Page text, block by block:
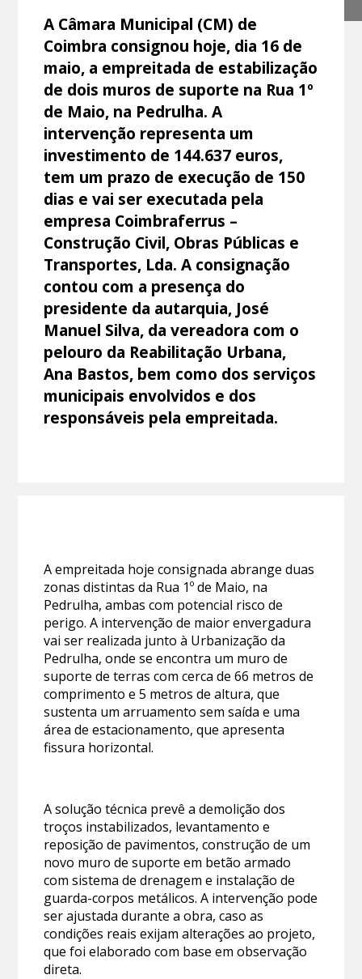
A Câmara Municipal (CM) de
Coimbra consignou hoje, dia 16 de
maio, a empreitada de estabilização
de dois muros de suporte na Rua 1º
de Maio, na Pedrulha. A
intervenção representa um
investimento de 144.637 euros,
tem um prazo de execução de 150
dias e vai ser executada pela
empresa Coimbraferrus –
Construção Civil, Obras Públicas e
Transportes, Lda. A consignação
contou com a presença do
presidente da autarquia, José
Manuel Silva, da vereadora com o
pelouro da Reabilitação Urbana,
Ana Bastos, bem como dos serviços
municipais envolvidos e dos
responsáveis pela empreitada.
A empreitada hoje consignada abrange duas
zonas distintas da Rua 1º de Maio, na
Pedrulha, ambas com potencial risco de
perigo. A intervenção de maior envergadura
vai ser realizada junto à Urbanização da
Pedrulha, onde se encontra um muro de
suporte de terras com cerca de 66 metros de
comprimento e 5 metros de altura, que
sustenta um arruamento sem saída e uma
área de estacionamento, que apresenta
fissura horizontal.
A solução técnica prevê a demolição dos
troços instabilizados, levantamento e
reposição de pavimentos, construção de um
novo muro de suporte em betão armado
com sistema de drenagem e instalação de
guarda-corpos metálicos. A intervenção pode
ser ajustada durante a obra, caso as
condições reais exijam alterações ao projeto,
que foi elaborado com base em observação
direta.